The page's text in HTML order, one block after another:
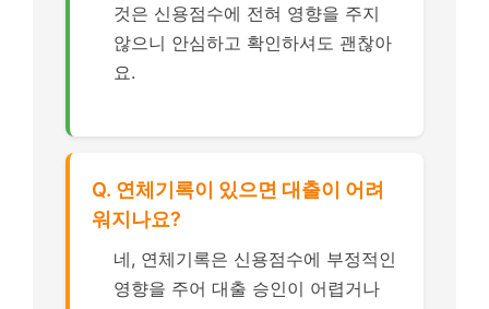
것은 신용점수에 전혀 영향을 주지
않으니 안심하고 확인하셔도 괜찮아
요.
Q. 연체기록이 있으면 대출이 어려
워지나요?
네, 연체기록은 신용점수에 부정적인
영향을 주어 대출 승인이 어렵거나